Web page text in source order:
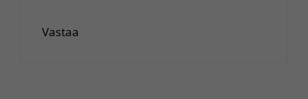
Vastaa